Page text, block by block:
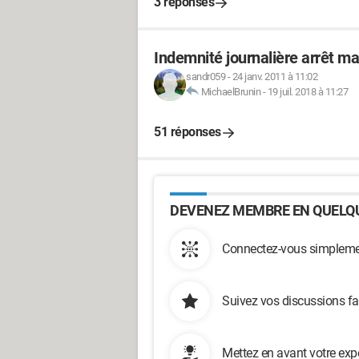
Indemnité journalière arrêt
sandr059-24 janv. 2011 à 11:02
MichaelBrunin- 19 juil. 2018 à 11:27
51 réponses
DEVENEZ MEMBRE EN
Connectez-vous
Suivez vos discussions
Mettez en avant votre